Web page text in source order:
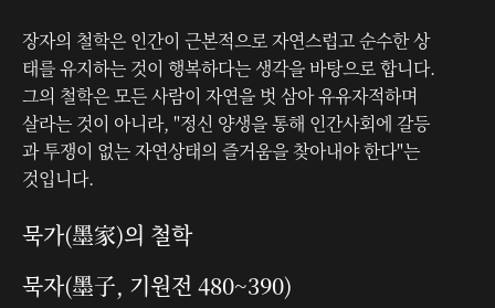
장자의 철학은 인간이 근본적으로 자연스럽고 순수한 상
태를 유지하는 것이 행복하다는 생각을 바탕으로 합니다.
그의 철학은 모든 사람이 자연을 벗 삼아 유유자적하며
살라는 것이 아니라, "정신 양생을 통해 인간사회에 갈등
과 투쟁이 없는 자연상태의 즐거움을 찾아내야 한다"는
것입니다.
묵가(墨家)의 철학
묵자(墨子, 기원전 480~390)